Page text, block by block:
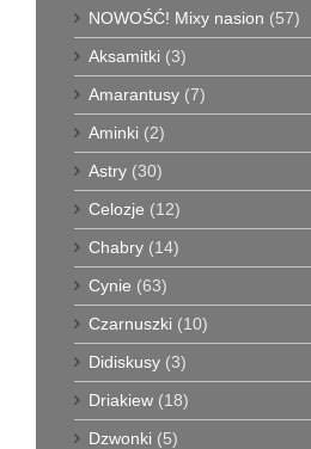
NOWOŚĆ! Mixy nasion (57)
Aksamitki (3)
Amarantusy (7)
Aminki (2)
Astry (30)
Celozje (12)
Chabry (14)
Cynie (63)
Czarnuszki (10)
Didiskusy (3)
Driakiew (18)
Dzwonki (5)